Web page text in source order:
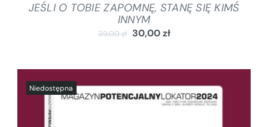
JEŚLI O TOBIE ZAPOMNĘ, STANĘ SIĘ KIMŚ
INNYM
39,00zł 30,00zł